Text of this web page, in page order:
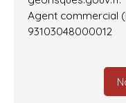
Agent commercial
93103048000012